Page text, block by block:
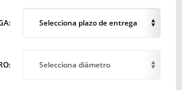
Selecciona plazo de entrega
Selecciona diámetro